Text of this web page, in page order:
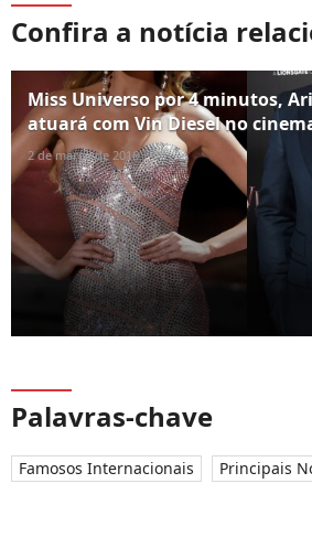
Confira a notícia
Miss Universo por 4 minutos,
atuará com Vin Diesel no
2 de março de 2016
Palavras-chave
Famosos Internacionais Principais